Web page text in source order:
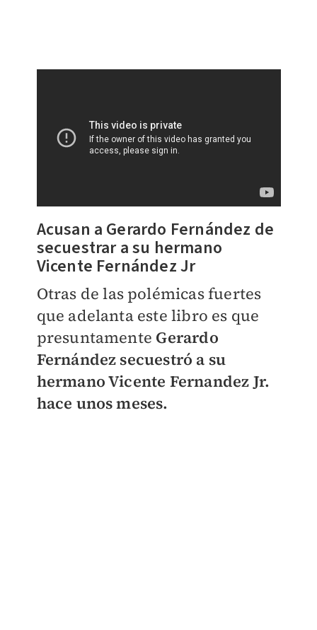
Acusan a Gerardo Fernández de
secuestrar a su hermano
Vicente Fernández Jr
Otras de las polémicas fuertes
que adelanta este libro es que
presuntamente Gerardo
Fernández secuestró a su
hermano Vicente Fernandez Jr.
hace unos meses.